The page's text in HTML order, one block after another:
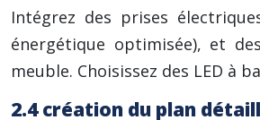
Intégrez des prises
énergétique optimisée), et
meuble. Choisissez des LED à
2.4 création du plan